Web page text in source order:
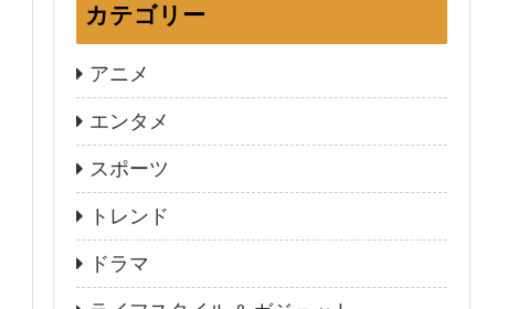
カテゴリー
アニメ
エンタメ
スポーツ
トレンド
ドラマ